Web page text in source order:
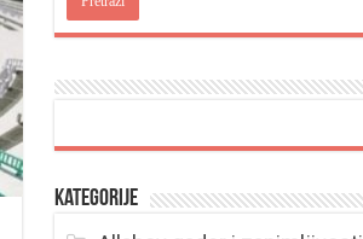
Kategorije